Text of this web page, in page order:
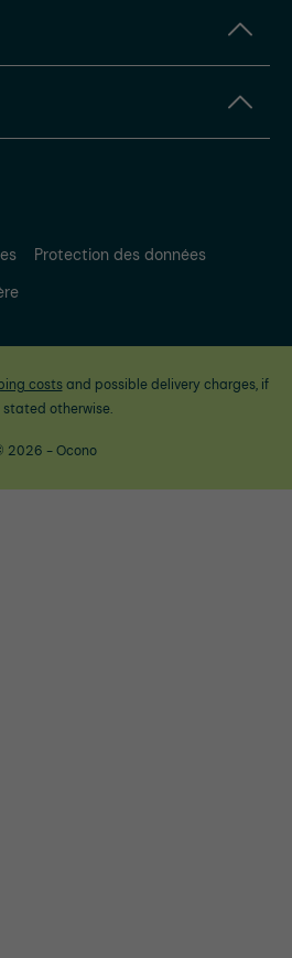
Protection des données
costsand possible delivery charges, if
stated otherwise.
2026 - Ocono